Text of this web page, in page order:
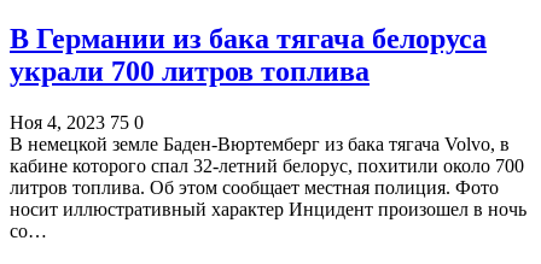
В Германии из бака тягача белоруса
украли 700 литров топлива
Ноя 4, 2023 75 0
В немецкой земле Баден-Вюртемберг из бака тягача Volvo, в
кабине которого спал 32-летний белорус, похитили около 700
литров топлива. Об этом сообщает местная полиция. Фото
носит иллюстративный характер Инцидент произошел в ночь
со…